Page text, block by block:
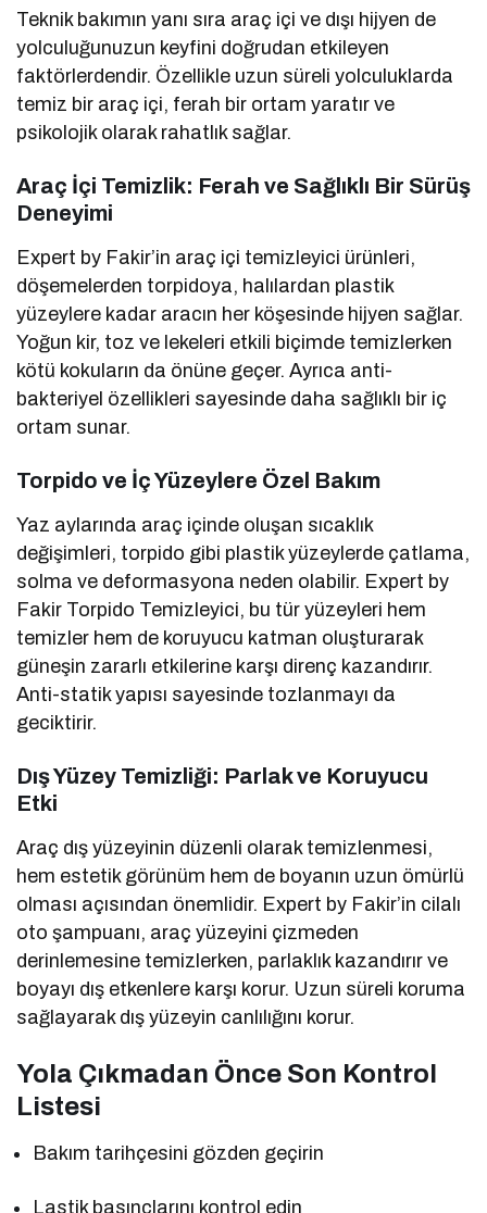
Teknik bakımın yanı sıra araç içi ve dışı hijyen de
yolculuğunuzun keyfini doğrudan etkileyen
faktörlerdendir. Özellikle uzun süreli yolculuklarda
temiz bir araç içi, ferah bir ortam yaratır ve
psikolojik olarak rahatlık sağlar.
Araç İçi Temizlik: Ferah ve Sağlıklı Bir Sürüş
Deneyimi
Expert by Fakir’in araç içi temizleyici ürünleri,
döşemelerden torpidoya, halılardan plastik
yüzeylere kadar aracın her köşesinde hijyen sağlar.
Yoğun kir, toz ve lekeleri etkili biçimde temizlerken
kötü kokuların da önüne geçer. Ayrıca anti-
bakteriyel özellikleri sayesinde daha sağlıklı bir iç
ortam sunar.
Torpido ve İç Yüzeylere Özel Bakım
Yaz aylarında araç içinde oluşan sıcaklık
değişimleri, torpido gibi plastik yüzeylerde çatlama,
solma ve deformasyona neden olabilir. Expert by
Fakir Torpido Temizleyici, bu tür yüzeyleri hem
temizler hem de koruyucu katman oluşturarak
güneşin zararlı etkilerine karşı direnç kazandırır.
Anti-statik yapısı sayesinde tozlanmayı da
geciktirir.
Dış Yüzey Temizliği: Parlak ve Koruyucu
Etki
Araç dış yüzeyinin düzenli olarak temizlenmesi,
hem estetik görünüm hem de boyanın uzun ömürlü
olması açısından önemlidir. Expert by Fakir’in cilalı
oto şampuanı, araç yüzeyini çizmeden
derinlemesine temizlerken, parlaklık kazandırır ve
boyayı dış etkenlere karşı korur. Uzun süreli koruma
sağlayarak dış yüzeyin canlılığını korur.
Yola Çıkmadan Önce Son Kontrol
Listesi
Bakım tarihçesini gözden geçirin
Lastik basınçlarını kontrol edin